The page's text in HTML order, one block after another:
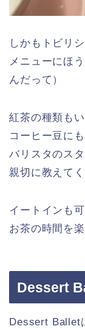
しかもトビリ
メニューにほ
んだって）
紅茶の種類も
コーヒー豆に
バリスタのス
親切に教えてく
イートインも
お茶の時間を
Dessert
Dessert Ballet